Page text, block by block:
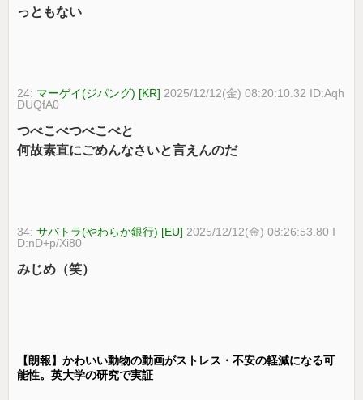
っともない
24: マーゲイ(ジパング) [KR] 2025/12/12(金) 08:20:10.32 ID:Aqh
DUQfA0
つべこべつべこべと
何故素直にごめんなさいと言えんのだ
34:サバトラ(やわらか銀行) [EU] 2025/12/12(金) 08:26:53.80 I
D:nD+p/Xi80
みじめ（笑）
【朗報】かわいい動物の動画がストレス・不安の軽減になる可
能性。英大学の研究で実証